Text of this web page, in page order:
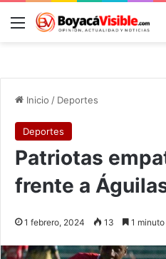
Menú
Inicio / Deportes
Deportes
Patriotas
frente a
1 febrero, 2024 13 1